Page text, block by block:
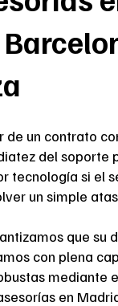
de un contrato
del soporte
tecnología si el
un simple
que su
con plena
mediante
en